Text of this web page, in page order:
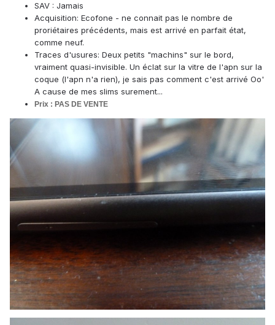
SAV : Jamais
Acquisition: Ecofone - ne connait pas le nombre de
proriétaires précédents, mais est arrivé en parfait état,
comme neuf.
Traces d'usures: Deux petits "machins" sur le bord,
vraiment quasi-invisible. Un éclat sur la vitre de l'apn sur la
coque (l'apn n'a rien), je sais pas comment c'est arrivé Oo'
A cause de mes slims surement...
Prix : PAS DE VENTE